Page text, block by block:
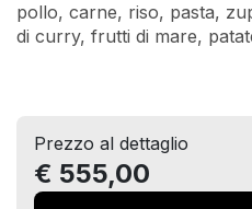
pollo, carne, riso, pasta,
di curry, frutti di mare,
Prezzo al dettaglio
€ 555,00